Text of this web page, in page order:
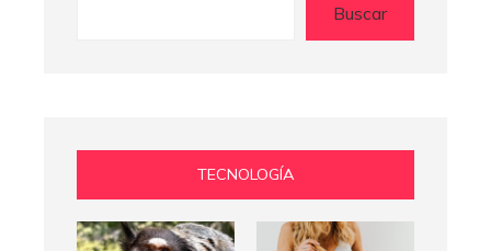
Buscar
TECNOLOGÍA